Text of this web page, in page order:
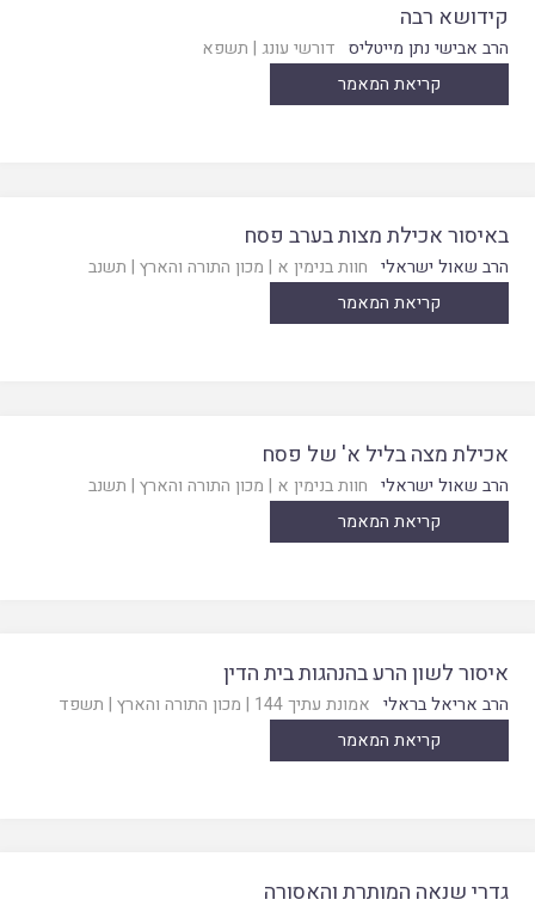
קידושא רבה
הרב אבישי נתן מייטליס דורשי עונג | תשפא
קריאת המאמר
באיסור אכילת מצות בערב פסח
הרב שאול ישראלי חוות בנימין א | מכון התורה והארץ | תשנב
קריאת המאמר
אכילת מצה בליל א' של פסח
הרב שאול ישראלי חוות בנימין א | מכון התורה והארץ | תשנב
קריאת המאמר
איסור לשון הרע בהנהגות בית הדין
הרב אריאל בראלי אמונת עתיך 144 | מכון התורה והארץ | תשפד
קריאת המאמר
גדרי שנאה המותרת והאסורה